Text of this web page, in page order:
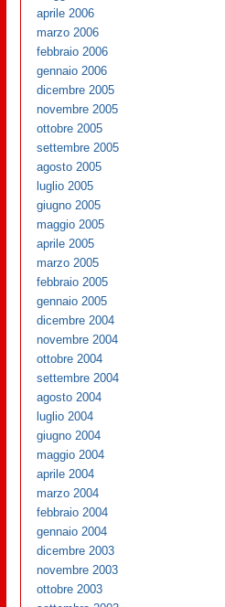
aprile 2006
marzo 2006
febbraio 2006
gennaio 2006
dicembre 2005
novembre 2005
ottobre 2005
settembre 2005
agosto 2005
luglio 2005
giugno 2005
maggio 2005
aprile 2005
marzo 2005
febbraio 2005
gennaio 2005
dicembre 2004
novembre 2004
ottobre 2004
settembre 2004
agosto 2004
luglio 2004
giugno 2004
maggio 2004
aprile 2004
marzo 2004
febbraio 2004
gennaio 2004
dicembre 2003
novembre 2003
ottobre 2003